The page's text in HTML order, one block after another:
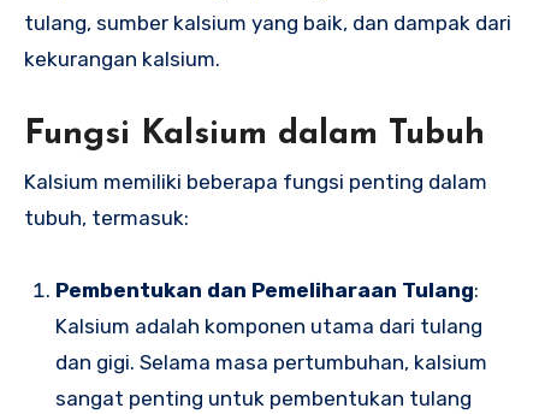
tulang, sumber kalsium yang baik, dan dampak dari
kekurangan kalsium.
Fungsi Kalsium dalam Tubuh
Kalsium memiliki beberapa fungsi penting dalam
tubuh, termasuk:
Pembentukan dan Pemeliharaan Tulang:
Kalsium adalah komponen utama dari tulang
dan gigi. Selama masa pertumbuhan, kalsium
sangat penting untuk pembentukan tulang